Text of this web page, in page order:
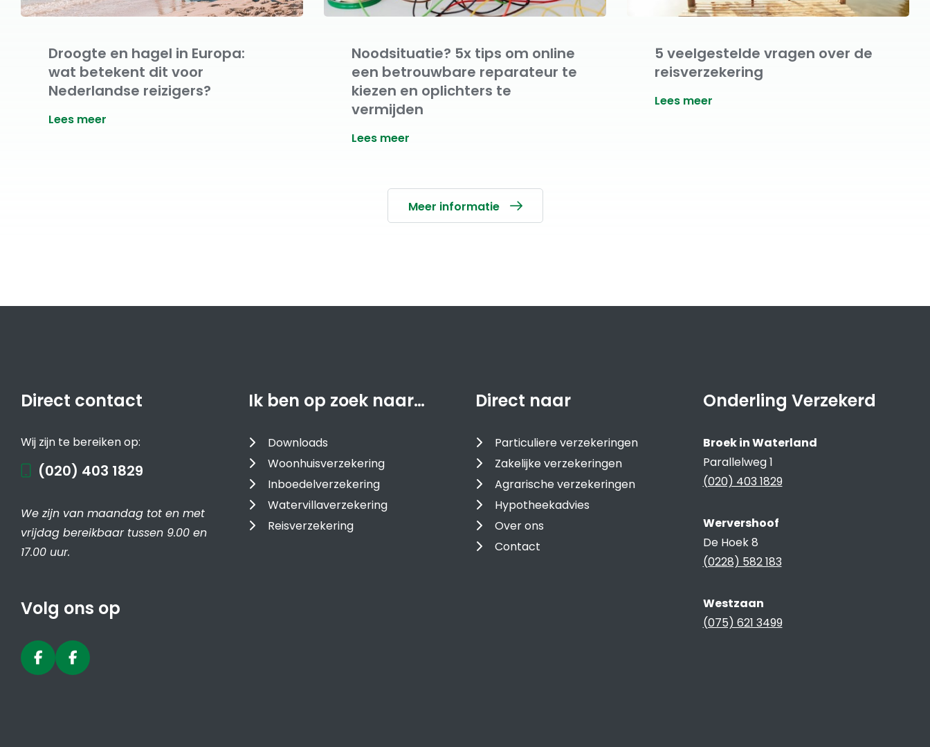
Droogte en hagel in Europa:
wat betekent dit voor
Nederlandse reizigers?
Lees meer
Noodsituatie? 5x tips om online
een betrouwbare reparateur te
kiezen en oplichters te
vermijden
Lees meer
5 veelgestelde vragen over de
reisverzekering
Lees meer
Meer informatie
Direct contact
Wij zijn te bereiken op:
(020) 403 1829
We zijn van maandag tot en met
vrijdag bereikbaar tussen 9.00 en
17.00 uur.
Volg ons op
Ik ben op zoek naar…
Downloads
Woonhuisverzekering
Inboedelverzekering
Watervillaverzekering
Reisverzekering
Direct naar
Particuliere verzekeringen
Zakelijke verzekeringen
Agrarische verzekeringen
Hypotheekadvies
Over ons
Contact
Onderling Verzekerd
Broek in Waterland
Parallelweg 1
(020) 403 1829
Wervershoof
De Hoek 8
(0228) 582 183
Westzaan
(075) 621 3499